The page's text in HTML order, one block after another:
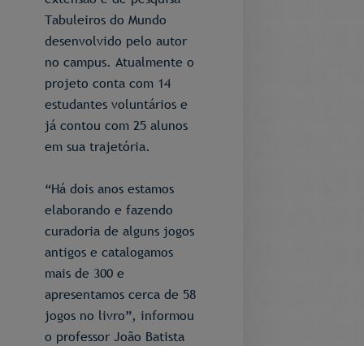
Tabuleiros do Mundo
desenvolvido pelo autor
no campus. Atualmente o
projeto conta com 14
estudantes voluntários e
já contou com 25 alunos
em sua trajetória.
“Há dois anos estamos
elaborando e fazendo
curadoria de alguns jogos
antigos e catalogamos
mais de 300 e
apresentamos cerca de 58
jogos no livro”, informou
o professor João Batista